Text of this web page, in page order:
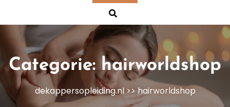
Categorie:hairworldshop
dekappersopleiding.nl>>hairworldshop